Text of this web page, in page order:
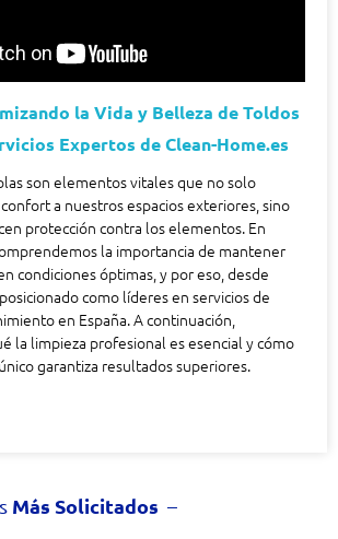
la Vida y Belleza de Toldos
Expertos de Clean-Home.es
son elementos vitales que no solo
a nuestros espacios exteriores, sino
protección contra los elementos. En
la importancia de mantener
condiciones óptimas, y por eso, desde
como líderes en servicios de
en España. A continuación,
la limpieza profesional es esencial y cómo
garantiza resultados superiores.
Más Solicitados –